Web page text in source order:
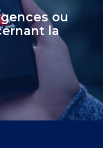
ou
la